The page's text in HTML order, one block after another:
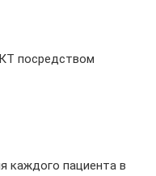
посредством
каждого пациента в